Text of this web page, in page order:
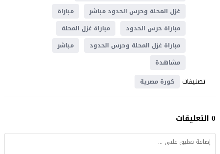
غزل المحلة وحرس الحدود مباشر
مباراة
مباراة حرس الحدود
مباراة غزل المحلة
مباراة غزل المحلة وحرس الحدود
مباشر
مشاهدة
تصنيفات كورة مصرية
0 التعليقات